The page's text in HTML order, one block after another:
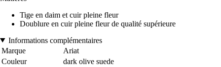
Tige en daim et cuir pleine fleur
Doublure en cuir pleine fleur de qualité supérieure
Informations complémentaires
Marque
Ariat
Couleur
dark olive suede